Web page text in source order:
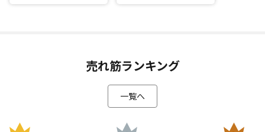
売れ筋ランキング
一覧へ